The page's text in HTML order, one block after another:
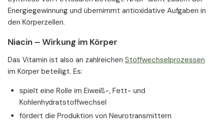
Energiegewinnung und übernimmt antioxidative Aufgaben in
den Körperzellen.
Niacin – Wirkung im Körper
Das Vitamin ist also an zahlreichen Stoffwechselprozessen
im Körper beteiligt. Es:
spielt eine Rolle im Eiweiß-, Fett- und
Kohlenhydratstoffwechsel
fördert die Produktion von Neurotransmittern